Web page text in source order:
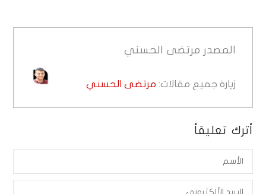
المصدر مرتضى الحسني
زيارة جميع مقالات: مرتضى الحسني
أترك تعليقاً